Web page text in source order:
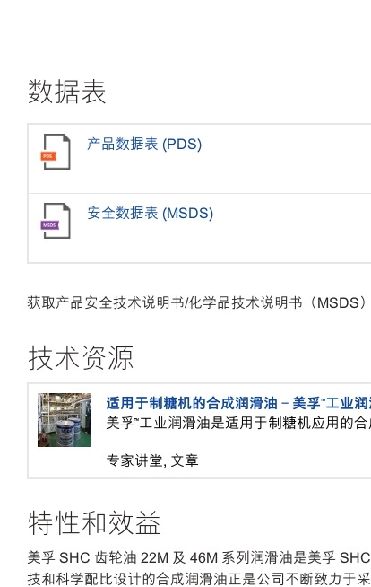
数据表
产品数据表 (PDS)
安全数据表 (MSDS)
获取产品安全技术说明书/化学品技术说明书（MSDS
技术资源
适用于制糖机的合成润滑油 - 美孚™工业
美孚™工业润滑油是适用于制糖机应用的合
专家讲堂, 文章
特性和效益
美孚 SHC 齿轮油 22M 及 46M 系列润滑油是美孚
技和科学配比设计的合成润滑油正是公司不断致力于